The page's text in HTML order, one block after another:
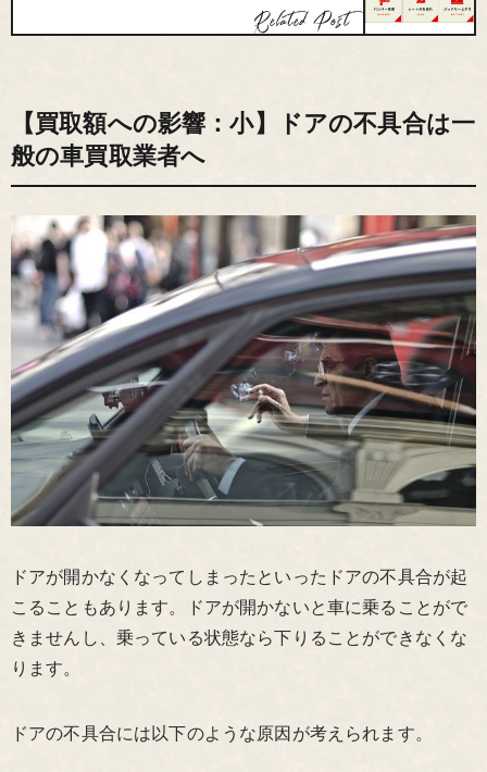
【買取額への影響：小】ドアの不具合は一
般の車買取業者へ
ドアが開かなくなってしまったといったドアの不具合が起
こることもあります。ドアが開かないと車に乗ることがで
きませんし、乗っている状態なら下りることができなくな
ります。
ドアの不具合には以下のような原因が考えられます。